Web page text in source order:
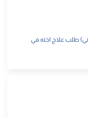
طلب علاج اخته في